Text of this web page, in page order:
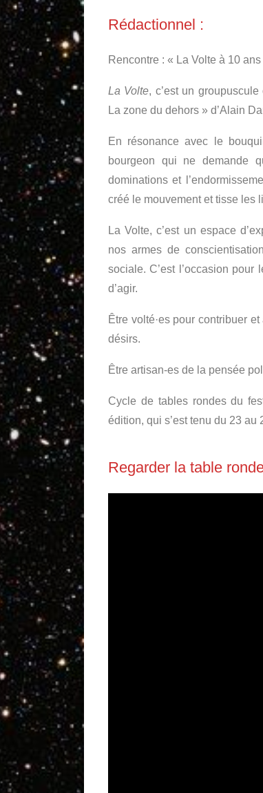
Rédactionnel :
Rencontre : « La Volte à 10
La Volte, c’est un
La zone du dehors » d’Alain
En résonance avec le
bourgeon qui ne demande
dominations et
créé le mouvement et tisse les
La Volte, c’est un espace
nos armes de
sociale. C’est l’occasion
d’agir.
Être volté·es pour contribuer
désirs.
Être artisan-es de la pensée
Cycle de tables rondes du
édition, qui s’est tenu du 23 au
Regarder la table